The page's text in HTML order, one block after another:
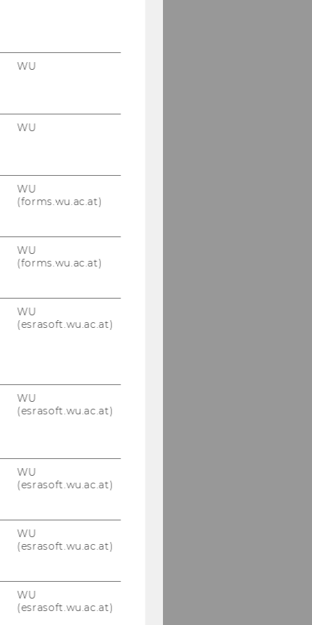
WU
WU
WU
(forms.wu.ac.at)
WU
(forms.wu.ac.at)
WU
(esrasoft.wu.ac.at)
WU
(esrasoft.wu.ac.at)
WU
(esrasoft.wu.ac.at)
WU
(esrasoft.wu.ac.at)
WU
(esrasoft.wu.ac.at)